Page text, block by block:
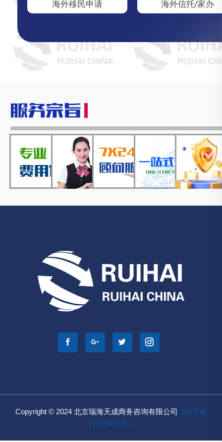
海外移民申请 海外信托/家办
Copyright © 2024 北京瑞海天成商务咨询有限公司 京ICP备
17039497号-1